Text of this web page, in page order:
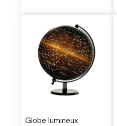
Globe lumineux